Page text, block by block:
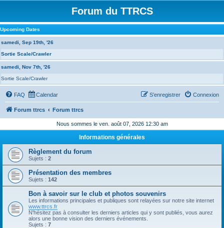
Forum du TTRCS
Upcoming Dates
samedi, Sep 19th, '26
Sortie Scale/Crawler
samedi, Nov 7th, '26
Sortie Scale/Crawler
FAQ Calendar Connexion
S’enregistrer
Forum ttrcs Forum ttrcs
Nous sommes le ven. août 07, 2026 12:30 am
Informations générales
Règlement du forum
Sujets : 2
Présentation des membres
Sujets : 142
Bon à savoir sur le club et photos souvenirs
Les informations principales et publiques sont relayées sur notre site internet
www.ttrcs.fr
N'hésitez pas à consulter les derniers articles qui y sont publiés, vous aurez
alors une bonne vision des derniers événements.
Sujets : 7